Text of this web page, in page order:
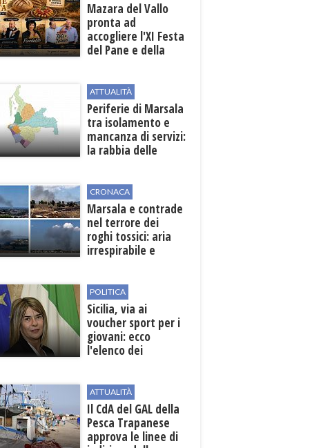
Mazara del Vallo
pronta ad
accogliere l'XI Festa
del Pane e della
ATTUALITÀ
Periferie di Marsala
tra isolamento e
mancanza di servizi:
la rabbia delle
CRONACA
Marsala e contrade
nel terrore dei
roghi tossici: aria
irrespirabile e
POLITICA
Sicilia, via ai
voucher sport per i
giovani: ecco
l'elenco dei
ATTUALITÀ
Il CdA del GAL della
Pesca Trapanese
approva le linee di